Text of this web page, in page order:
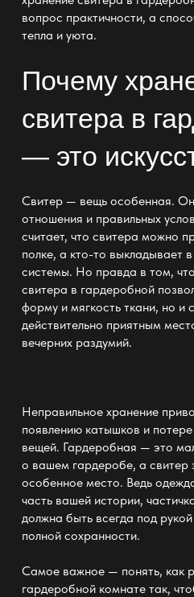
вопрос практичности, а
тепла и уюта.
Почему
свитера в
— это
Свитер — вещь особенная.
отношения и правильных
считает, что свитера можно
полке, а кто-то выкладывает в
системы. Но правда в том,
свитера в гардеробной
форму и мягкость ткани, но и
действительно приятным
вечерних раздумий.
Неправильное хранение
появлению катышков и потере
вещей. Гардеробная — это
о вашем гардеробе, а свитер
особенное место. Ведь
часть вашей истории,
должна быть всегда под
полной сохранности.
Самое важное — понять, как
гардеробной комнатетак,